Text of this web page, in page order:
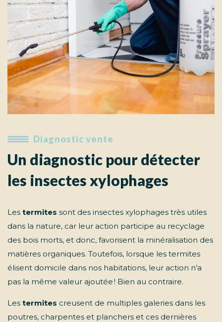
Diagnostic vente
Un diagnostic pour détecter
les insectes xylophages
Les termites sont des insectes xylophages très utiles
dans la nature, car leur action participe au recyclage
des bois morts, et donc, favorisent la minéralisation des
matières organiques. Toutefois, lorsque les termites
élisent domicile dans nos habitations, leur action n’a
pas la même valeur ajoutée ! Bien au contraire.
Les termites creusent de multiples galeries dans les
poutres, charpentes et planchers et ces dernières